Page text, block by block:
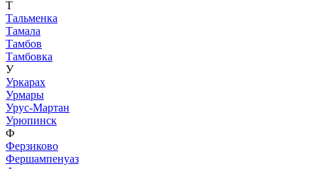
Т
Тальменка
Тамала
Тамбов
Тамбовка
У
Уркарах
Урмары
Урус-Мартан
Урюпинск
Ф
Ферзиково
Фершампенуаз